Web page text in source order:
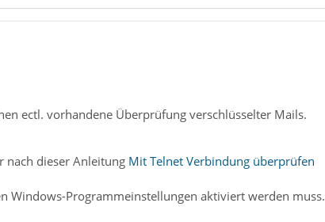
ectl. vorhandene Überprüfung verschlüsselter Mails.
nach dieser Anleitung Mit Telnet Verbindung überprüfen
Windows-Programmeinstellungen aktiviert werden muss.